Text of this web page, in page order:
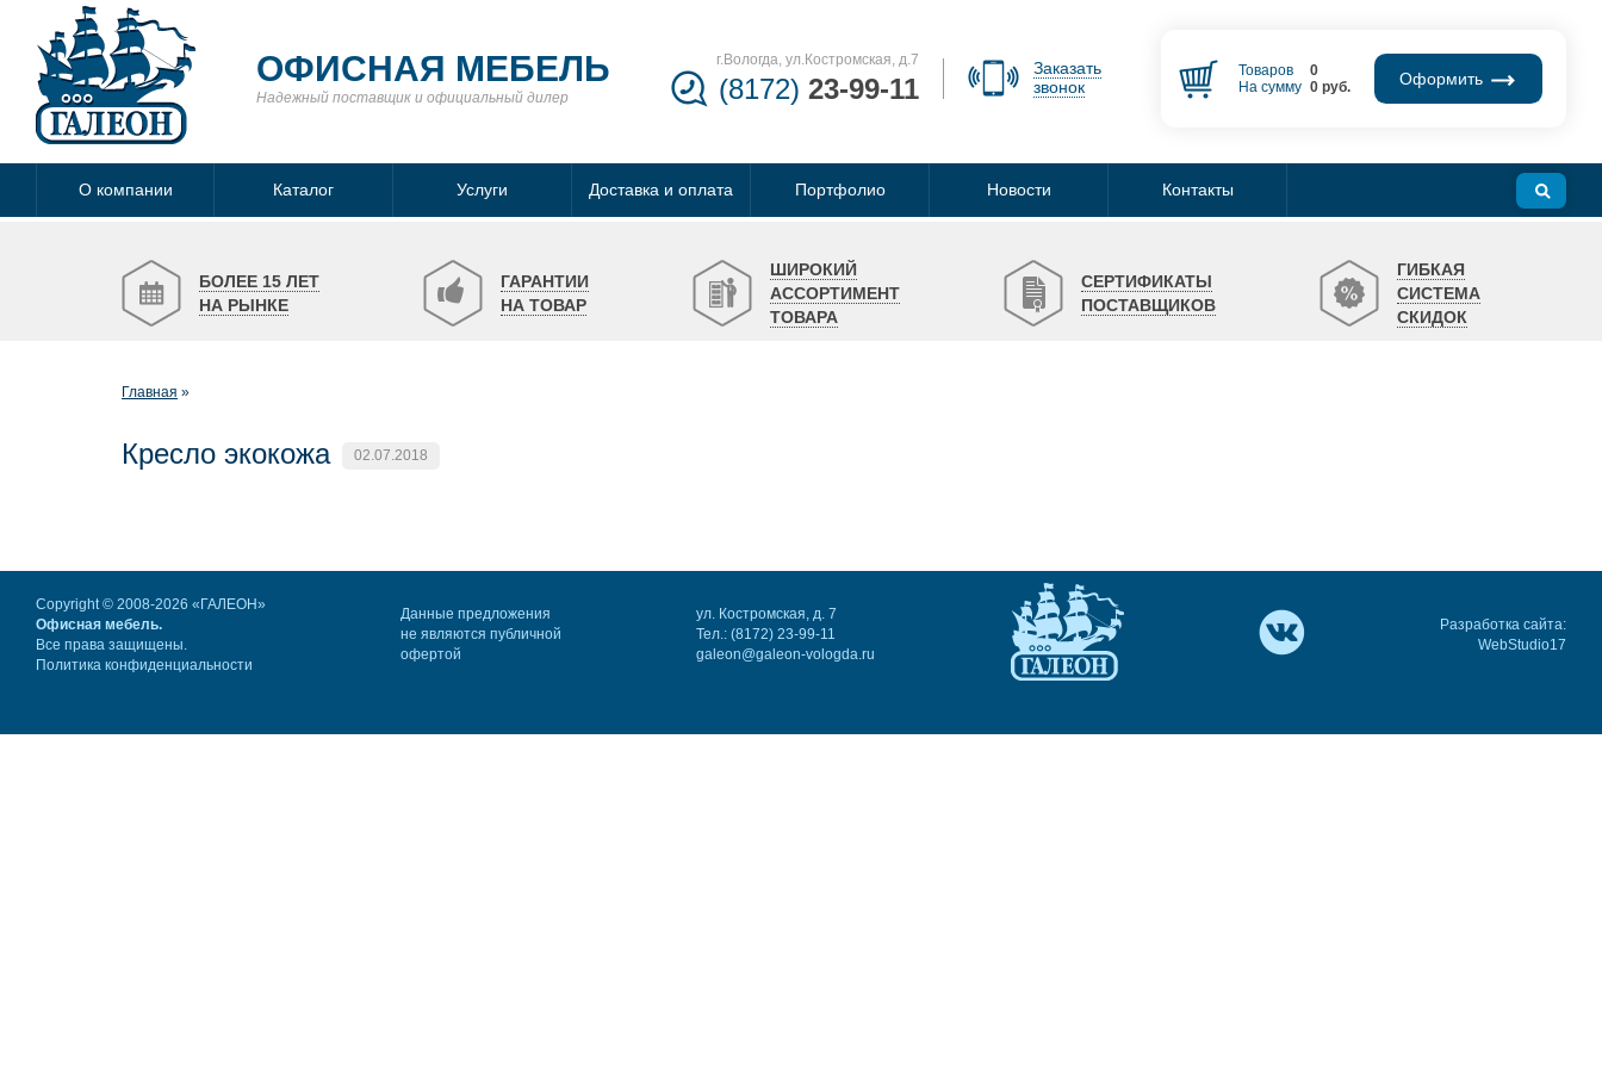
ОФИСНАЯ МЕБЕЛЬ
Надежный поставщик и официальный дилер
г.Вологда, ул.Костромская, д.7
(8172) 23-99-11
Заказать
звонок
Товаров
0
На сумму 0руб. Оформить
О компании Каталог Услуги Доставка и оплата Портфолио Новости Контакты
БОЛЕЕ 15 ЛЕТ
НА РЫНКЕ
ГАРАНТИИ
НА ТОВАР
ШИРОКИЙ
АССОРТИМЕНТ
ТОВАРА
СЕРТИФИКАТЫ
ПОСТАВЩИКОВ
ГИБКАЯ
СИСТЕМА
СКИДОК
Главная
Кресло экокожа 02.07.2018
Copyright © 2008-2026 «ГАЛЕОН»
Офисная мебель.
Все права защищены.
Политика конфиденциальности
Данные предложения
не являются публичной
офертой
ул. Костромская, д. 7
Тел.: (8172) 23-99-11
galeon@galeon-vologda.ru
Разработка сайта:
WebStudio17